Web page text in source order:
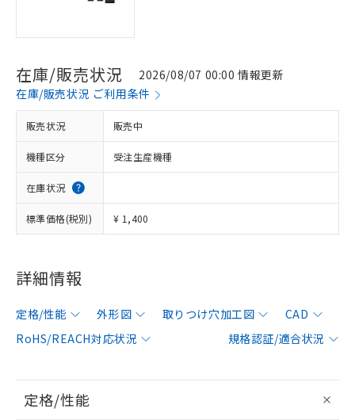
在庫/販売状況
2026/08/07 00:00 情報更新
在庫/販売状況 ご利用条件
販売状況 販売中
機種区分 受注生産機種
在庫状況
標準価格(税別) ¥ 1,400
詳細情報
定格/性能 外形図 取りつけ穴加工図
CAD
RoHS/REACH対応状況
規格認証/適合状況
定格/性能